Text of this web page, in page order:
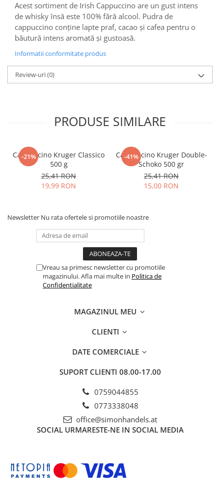
Acest sortiment de Irish Cappuccino are un gust intens
de whisky însă este 100% fără alcool. Pudra de
cappuccino conține lapte praf, cacao și cafea pentru o
băutură intens aromată și gustoasă.
Informatii conformitate produs
Review-uri(0)
PRODUSE SIMILARE
-21%
Cappuccino Kruger Classico
500 g
25,41 RON
19,99 RON
-41%
Cappuccino Kruger Double-
Schoko 500 gr
25,41 RON
15,00 RON
Newsletter Nu rata ofertele si promotiile noastre
Vreau sa primesc newsletter cu promotiile
magazinului. Afla mai multe in Politica de
Confidentialitate
MAGAZINUL MEU
CLIENTI
DATE COMERCIALE
SUPORT CLIENTI 08.00-17.00
0759044855
0773338048
office@simonhandels.at
SOCIAL URMARESTE-NE IN SOCIAL MEDIA